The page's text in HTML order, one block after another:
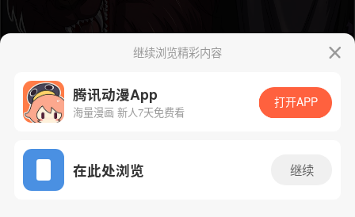
App免费看
下一话 腾漫App免费看
继续浏览精彩内容
腾讯动漫App
海量漫画 新人7天免费看
打开APP
在此处浏览 继续